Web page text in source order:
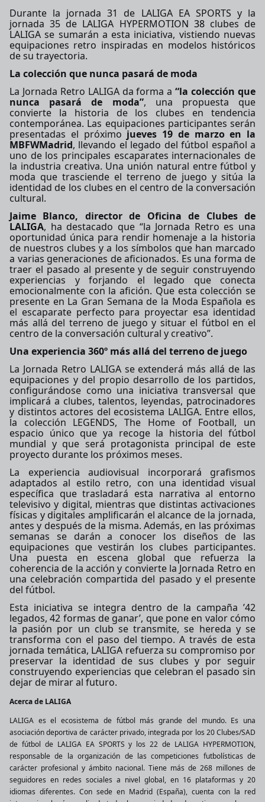
Durante la jornada 31 de LALIGA EA SPORTS y la
jornada 35 de LALIGA HYPERMOTION 38 clubes de
LALIGA se sumarán a esta iniciativa, vistiendo nuevas
equipaciones retro inspiradas en modelos históricos
de su trayectoria.
La colección que nunca pasará de moda
La Jornada Retro LALIGA da forma a“la colección que
nunca pasará de moda”, una propuesta que
convierte la historia de los clubes en tendencia
contemporánea. Las equipaciones participantes serán
presentadas el próximo jueves 19 de marzo en la
MBFWMadrid, llevando el legado del fútbol español a
uno de los principales escaparates internacionales de
la industria creativa. Una unión natural entre fútbol y
moda que trasciende el terreno de juego y sitúa la
identidad de los clubes en el centro de la conversación
cultural.
Jaime Blanco, director de Oficina de Clubes de
LALIGA, ha destacado que “la Jornada Retro es una
oportunidad única para rendir homenaje a la historia
de nuestros clubes y a los símbolos que han marcado
a varias generaciones de aficionados. Es una forma de
traer el pasado al presente y de seguir construyendo
experiencias y forjando el legado que conecta
emocionalmente con la afición. Que esta colección se
presente en La Gran Semana de la Moda Española es
el escaparate perfecto para proyectar esa identidad
más allá del terreno de juego y situar el fútbol en el
centro de la conversación cultural y creativo”.
Una experiencia 360º más allá del terreno de juego
La Jornada Retro LALIGA se extenderá más allá de las
equipaciones y del propio desarrollo de los partidos,
configurándose como una iniciativa transversal que
implicará a clubes, talentos, leyendas, patrocinadores
y distintos actores del ecosistema LALIGA. Entre ellos,
la colección LEGENDS, The Home of Football, un
espacio único que ya recoge la historia del fútbol
mundial y que será protagonista principal de este
proyecto durante los próximos meses.
La experiencia audiovisual incorporará grafismos
adaptados al estilo retro, con una identidad visual
específica que trasladará esta narrativa al entorno
televisivo y digital, mientras que distintas activaciones
físicas y digitales amplificarán el alcance de la jornada,
antes y después de la misma. Además, en las próximas
semanas se darán a conocer los diseños de las
equipaciones que vestirán los clubes participantes.
Una puesta en escena global que refuerza la
coherencia de la acción y convierte la Jornada Retro en
una celebración compartida del pasado y el presente
del fútbol.
Esta iniciativa se integra dentro de la campaña ’42
legados, 42 formas de ganar’, que pone en valor cómo
la pasión por un club se transmite, se hereda y se
transforma con el paso del tiempo. A través de esta
jornada temática, LALIGA refuerza su compromiso por
preservar la identidad de sus clubes y por seguir
construyendo experiencias que celebran el pasado sin
dejar de mirar al futuro.
Acerca de LALIGA
LALIGA es el ecosistema de fútbol más grande del mundo. Es una
asociación deportiva de carácter privado, integrada por los 20 Clubes/SAD
de fútbol de LALIGA EA SPORTS y los 22 de LALIGA HYPERMOTION,
responsable de la organización de las competiciones futbolísticas de
carácter profesional y ámbito nacional. Tiene más de 268 millones de
seguidores en redes sociales a nivel global, en 16 plataformas y 20
idiomas diferentes. Con sede en Madrid (España), cuenta con la red